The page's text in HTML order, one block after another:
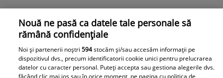
Nouă ne pasă ca datele tale personale să
rămână confidențiale
Noi și partenerii noștri594stocăm și/sau accesăm informații pe
dispozitivul dvs., precum identificatorii cookie unici pentru prelucrarea
datelor cu caracter personal. Puteți accepta sau gestiona alegerile dvs.